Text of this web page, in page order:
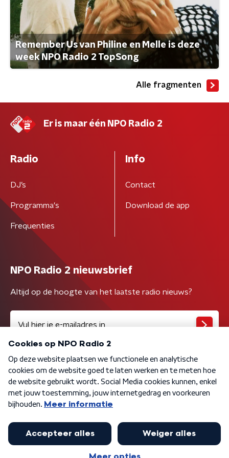
Remember Us van Philine en Melle is deze
week NPO Radio 2 TopSong
Alle fragmenten
Er is maar één NPO Radio 2
Radio
DJ’s
Programma's
Frequenties
Info
Contact
Download de app
NPO Radio 2 nieuwsbrief
Altijd op de hoogte van het laatste radio nieuws?
Algemene voorwaarden